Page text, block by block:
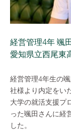
経営管理4年 颯
愛知県立西尾東
経営管理4年生の
社様より内定をい
大学の就活支援プ
った颯田さんに経
した。